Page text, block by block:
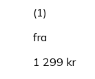
(1)
fra
1 299 kr